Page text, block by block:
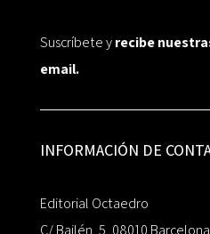
Suscríbete yrecibe
email.
INFORMACIÓN DE
Editorial Octaedro
C/ Bailén, 5, 08010 Barcelona